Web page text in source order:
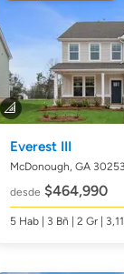
Everest III
McDonough, GA 30253
desde $464,990
5 Hab| 3 Bñ | 2 Gr |